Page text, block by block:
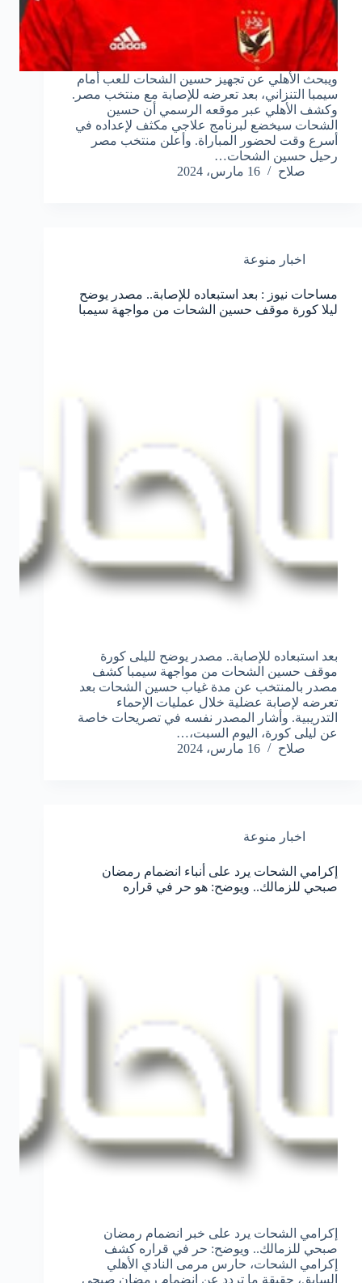
ويبحث الأهلي عن تجهيز حسين الشحات للعب أمام
سيمبا التنزاني، بعد تعرضه للإصابة مع منتخب مصر.
وكشف الأهلي عبر موقعه الرسمي أن حسين
الشحات سيخضع لبرنامج علاجي مكثف لإعداده في
أسرع وقت لحضور المباراة. وأعلن منتخب مصر
رحيل حسين الشحات…
صلاح
16 مارس، 2024
اخبار منوعة
مساحات نيوز : بعد استبعاده للإصابة.. مصدر يوضح
ليلا كورة موقف حسين الشحات من مواجهة سيمبا
بعد استبعاده للإصابة.. مصدر يوضح لليلى كورة
موقف حسين الشحات من مواجهة سيمبا كشف
مصدر بالمنتخب عن مدة غياب حسين الشحات بعد
تعرضه لإصابة عضلية خلال عمليات الإحماء
التدريبية. وأشار المصدر نفسه في تصريحات خاصة
عن ليلى كورة، اليوم السبت،…
صلاح
16 مارس، 2024
اخبار منوعة
إكرامي الشحات يرد على أنباء انضمام رمضان
صبحي للزمالك.. ويوضح: هو حر في قراره
إكرامي الشحات يرد على خبر انضمام رمضان
صبحي للزمالك.. ويوضح: حر في قراره كشف
إكرامي الشحات، حارس مرمى النادي الأهلي
السابق، حقيقة ما تردد عن انضمام رمضان صبحي